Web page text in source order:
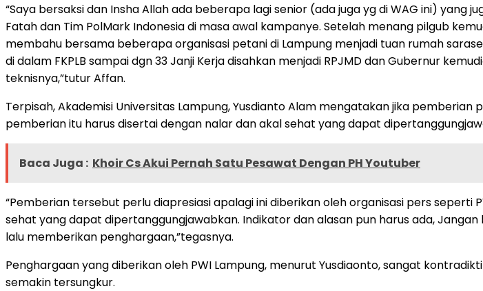
“Saya bersaksi dan Insha Allah ada beberapa lagi senior (ada juga yg di WAG ini) yang
Fatah dan Tim PolMark Indonesia di masa awal kampanye. Setelah menang pilgub
membahu bersama beberapa organisasi petani di Lampung menjadi tuan rumah
di dalam FKPLB sampai dgn 33 Janji Kerja disahkan menjadi RPJMD dan Gubernur
teknisnya,”tutur Affan.
Terpisah, Akademisi Universitas Lampung, Yusdianto Alam mengatakan jika
pemberian itu harus disertai dengan nalar dan akal sehat yang dapat
Baca Juga : Khoir Cs Akui Pernah Satu Pesawat Dengan PH Youtuber
“Pemberian tersebut perlu diapresiasi apalagi ini diberikan oleh organisasi pers
sehat yang dapat dipertanggungjawabkan. Indikator dan alasan pun harus ada,
lalu memberikan penghargaan,”tegasnya.
Penghargaan yang diberikan oleh PWI Lampung, menurut Yusdiaonto, sangat
semakin tersungkur.